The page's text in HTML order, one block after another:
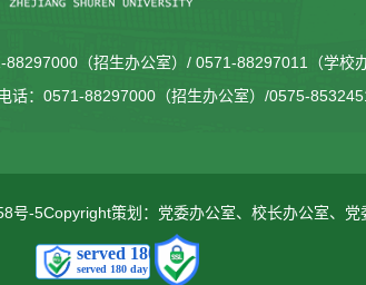
88297000（招生办公室）/ 0571-88297011（学校办
话：0571-88297000（招生办公室）/0575-
号-5Copyright策划：党委办公室、校长办公室、党